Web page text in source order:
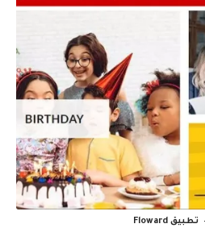
تطبيق Floward